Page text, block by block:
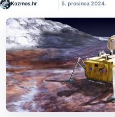
Kozmos.hr 5. prosinca 2024.